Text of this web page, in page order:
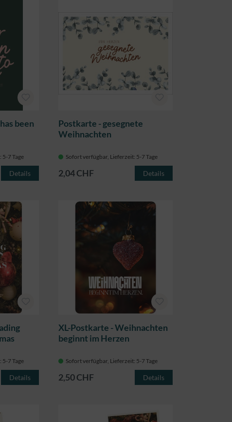
been
7 Tage
Details
Postkarte - gesegnete
Weihnachten
Sofort verfügbar, Lieferzeit: 5-7 Tage
2,04 CHF Details
7 Tage
Details
XL-Postkarte - Weihnachten
beginnt im Herzen
Sofort verfügbar, Lieferzeit: 5-7 Tage
2,50 CHF Details